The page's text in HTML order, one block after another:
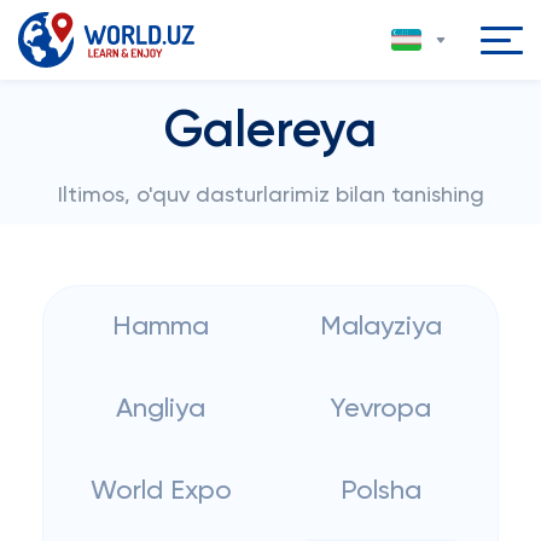
Galereya
Iltimos, o'quv dasturlarimiz bilan tanishing
Hamma Malayziya
Angliya Yevropa
World Expo Polsha